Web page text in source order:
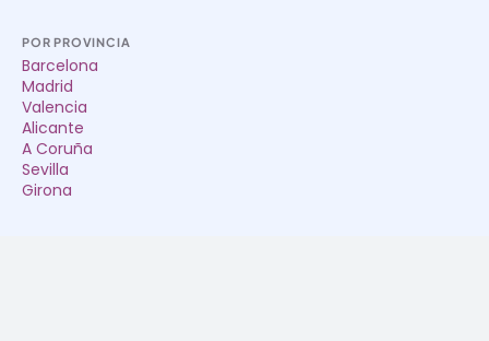
POR PROVINCIA
Barcelona
Madrid
Valencia
Alicante
A Coruña
Sevilla
Girona